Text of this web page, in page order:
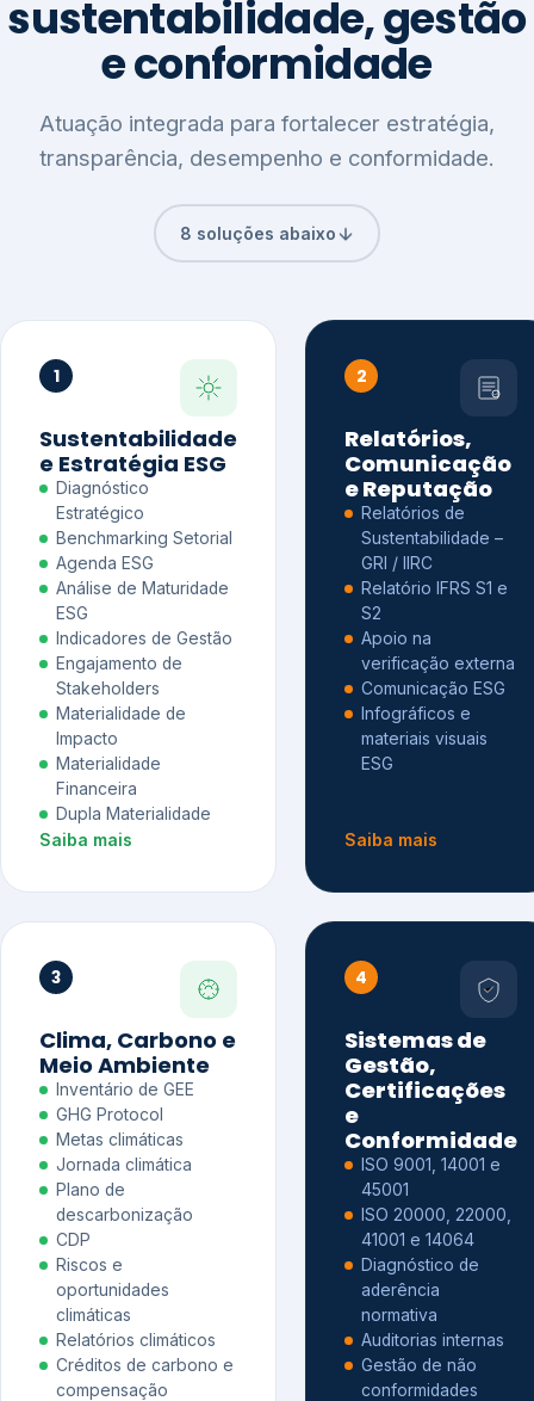
sustentabilidade, gestão
e conformidade
Atuação integrada para fortalecer estratégia,
transparência, desempenho e conformidade.
8 soluções abaixo
1
Sustentabilidade
e Estratégia ESG
Diagnóstico
Estratégico
Benchmarking Setorial
Agenda ESG
Análise de Maturidade
ESG
Indicadores de Gestão
Engajamento de
Stakeholders
Materialidade de
Impacto
Materialidade
Financeira
Dupla Materialidade
Saiba mais
2
Relatórios,
Comunicação
e Reputação
Relatórios de
Sustentabilidade –
GRI / IIRC
Relatório IFRS S1 e
S2
Apoio na
verificação externa
Comunicação ESG
Infográficos e
materiais visuais
ESG
Saiba mais
3
Clima, Carbono e
Meio Ambiente
Inventário de GEE
GHG Protocol
Metas climáticas
Jornada climática
Plano de
descarbonização
CDP
Riscos e
oportunidades
climáticas
Relatórios climáticos
Créditos de carbono e
compensação
4
Sistemas de
Gestão,
Certificações
e
Conformidade
ISO 9001, 14001 e
45001
ISO 20000, 22000,
41001 e 14064
Diagnóstico de
aderência
normativa
Auditorias internas
Gestão de não
conformidades